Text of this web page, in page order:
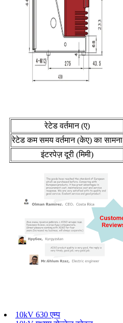
रेटेड वर्तमान (ए)
रेटेड कम समय वर्तमान (केए) का सामना
इंटरपेज़ दूरी (मिमी)
10kV 630 एम्प